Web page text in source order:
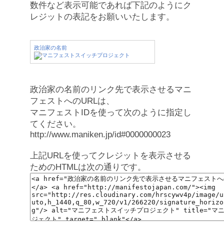
数件など表示可能であれば下記のようにク
レジットの表記をお願いいたします。
政治家の名前
政治家の名前のリンク先で表示させるマニ
フェストへのURLは、
マニフェストIDを使って次のように指定し
てください。
http://www.maniken.jp/id#0000000023
上記URLを使ってクレジットを表示させる
ためのHTMLは次の通りです。